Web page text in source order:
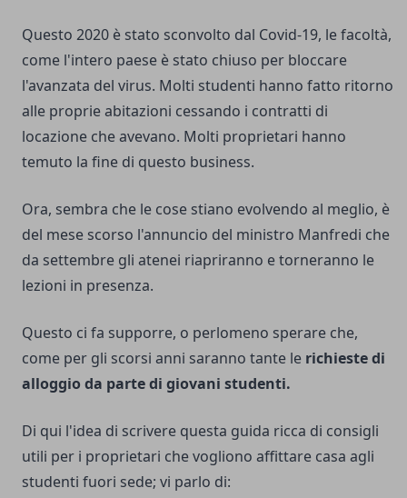
Questo 2020 è stato sconvolto dal Covid-19, le facoltà,
come l'intero paese è stato chiuso per bloccare
l'avanzata del virus. Molti studenti hanno fatto ritorno
alle proprie abitazioni cessando i contratti di
locazione che avevano. Molti proprietari hanno
temuto la fine di questo business.
Ora, sembra che le cose stiano evolvendo al meglio, è
del mese scorso l'annuncio del ministro Manfredi che
da settembre gli atenei riapriranno e torneranno le
lezioni in presenza.
Questo ci fa supporre, o perlomeno sperare che,
come per gli scorsi anni saranno tante le richieste di
alloggio da parte di giovani studenti.
Di qui l'idea di scrivere questa guida ricca di consigli
utili per i proprietari che vogliono affittare casa agli
studenti fuori sede; vi parlo di: